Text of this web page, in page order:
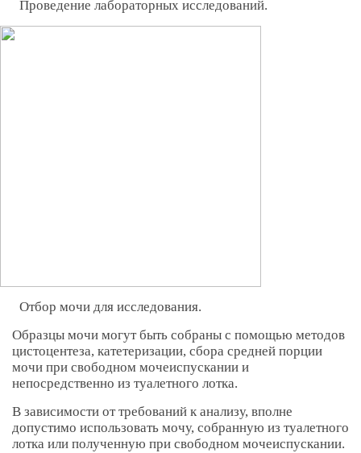
Проведение лабораторных исследований.
Отбор мочи для исследования.
Образцы мочи могут быть собраны с помощью методов
цистоцентеза, катетеризации, сбора средней порции
мочи при свободном мочеиспускании и
непосредственно из туалетного лотка.
В зависимости от требований к анализу, вполне
допустимо использовать мочу, собранную из туалетного
лотка или полученную при свободном мочеиспускании.